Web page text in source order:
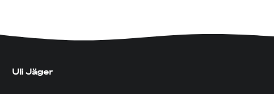
Uli Jäger